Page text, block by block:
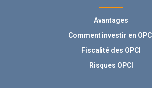
Avantages
Comment investir en OPCI
Fiscalité des OPCI
Risques OPCI